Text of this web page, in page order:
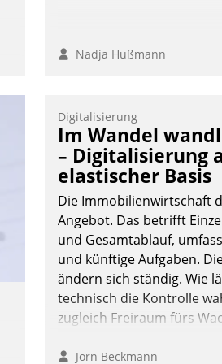
Nadja Hußmann
Digitalisierung
Im Wandel
– Digitalisierung
elastischer Basis
Die Immobilienwirtschaft
Angebot. Das betrifft
und Gesamtablauf,
und künftige Aufgaben.
ändern sich ständig. Wie
technisch die Kontrolle
zugleich Freiraum fürs
Jörn Beckmann